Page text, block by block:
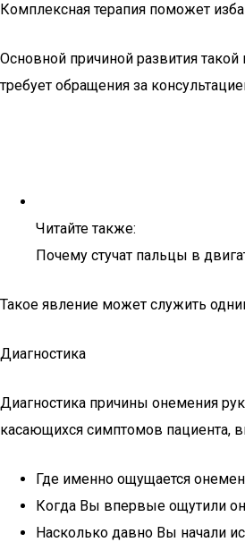
Комплексная терапия поможет
Основной причиной развития
требует обращения за
Читайте также:
Почему стучат пальцы в
Такое явление может служить
Диагностика
Диагностика причины онемения
касающихся симптомов пациента,
Где именно ощущается
Когда Вы впервые ощутили
Насколько давно Вы начали